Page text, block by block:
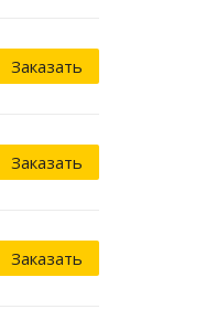
Заказать
Заказать
Заказать